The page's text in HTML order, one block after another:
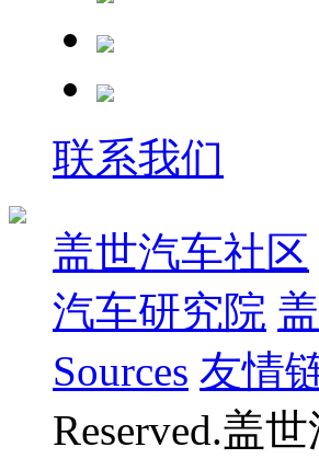
联系我们
盖世汽车社区
汽车研究院
Sources 友情
Reserved.盖